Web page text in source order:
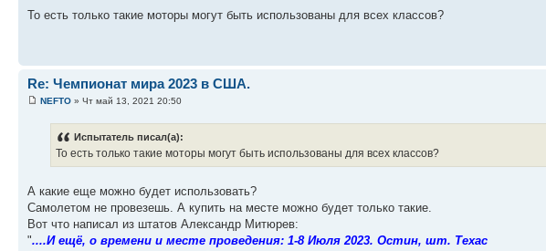
То есть только такие моторы могут быть использованы для всех классов?
Re: Чемпионат мира 2023 в США.
NEFTO » Чт май 13, 2021 20:50
Испытатель писал(а):
То есть только такие моторы могут быть использованы для всех классов?
А какие еще можно будет использовать?
Самолетом не провезешь. А купить на месте можно будет только такие.
Вот что написал из штатов Александр Митюрев:
"....И ещё, о времени и месте проведения: 1-8 Июля 2023. Остин, шт. Техас